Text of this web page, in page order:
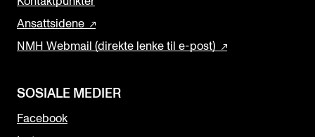
Ansattsidene
NMH Webmail (direkte lenke til e-post)
SOSIALE MEDIER
Facebook